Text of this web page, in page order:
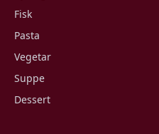
Fisk
Pasta
Vegetar
Suppe
Dessert